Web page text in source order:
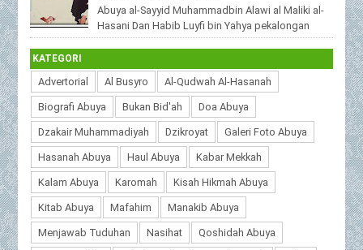
Abuya al-Sayyid Muhammadbin Alawi al Maliki al-
Hasani Dan Habib Luyfi bin Yahya pekalongan
MuhibbinAbuya.Com - Kekaromahan Abuya As S...
KATEGORI
Advertorial Al Busyro Al-Qudwah Al-Hasanah
Biografi Abuya Bukan Bid'ah Doa Abuya
Dzakair Muhammadiyah Dzikroyat Galeri Foto Abuya
Hasanah Abuya Haul Abuya Kabar Mekkah
Kalam Abuya Karomah Kisah Hikmah Abuya
Kitab Abuya Mafahim Manakib Abuya
Menjawab Tuduhan Nasihat Qoshidah Abuya